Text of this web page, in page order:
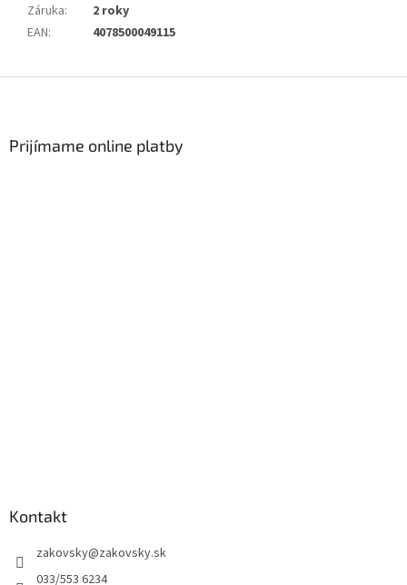
Záruka:
2 roky
EAN: 4078500049115
Prijímame online platby
Kontakt
zakovsky@zakovsky.sk
033/553 6234